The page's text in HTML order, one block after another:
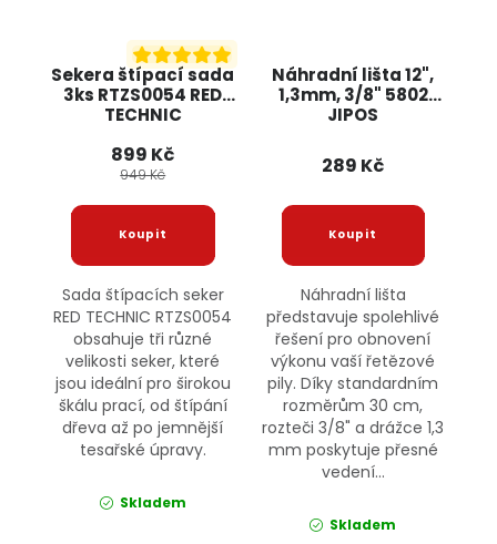
Sekera štípací sada
3ks RTZS0054 RED
TECHNIC
899 Kč
949 Kč
Sada štípacích seker
RED TECHNIC RTZS0054
obsahuje tři různé
velikosti seker, které
jsou ideální pro širokou
škálu prací, od štípání
dřeva až po jemnější
tesařské úpravy.
Skladem
Náhradní lišta 12",
1,3mm, 3/8" 5802
JIPOS
289 Kč
Náhradní lišta
představuje spolehlivé
řešení pro obnovení
výkonu vaší řetězové
pily. Díky standardním
rozměrům 30 cm,
rozteči 3/8" a drážce 1,3
mm poskytuje přesné
vedení...
Skladem